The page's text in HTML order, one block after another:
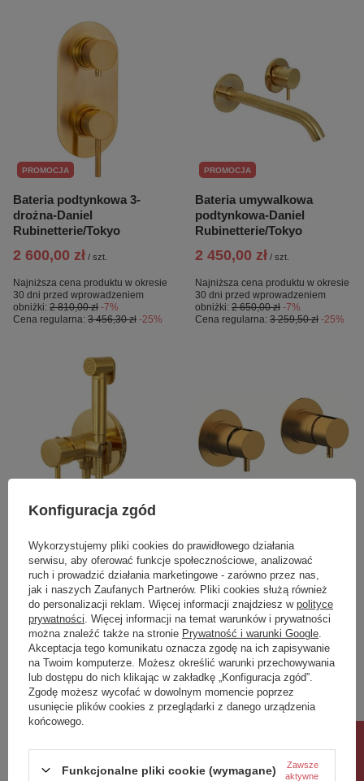
PROMOCJA
Bateria podtynkowa 3-
drożna-Daniel
Rubinetterie/Tokyo
2 600,00 zł / szt.
Najniższa cena produktu w okresie
30 dni przed wprowadzeniem
obniżki: 2 810,00 zł -7%
Cena regularna: 3 456,30 zł -25%
PROMOCJA
Bateria umywalkowa
podtynkowa-Daniel
Rubinetterie/Tokyo
2 450,00 zł / szt.
Najniższa cena produktu w okresie
30 dni przed wprowadzeniem
obniżki: 2 650,00 zł -7%
Cena regularna: 3 259,50 zł -25%
PROMOCJA
podtynkowa-Daniel
Rubinetterie/Tokyo
1 510,00 zł / szt.
Najniższa cena produktu w okresie
30 dni przed wprowadzeniem
obniżki:
1 650,00 zł
-8%
Cena regularna:2 029,50 zł -26%
drożna-Daniel
Rubinetterie/Tokyo
2 550,00 zł / szt.
Najniższa cena produktu w okresie
30 dni przed wprowadzeniem
obniżki:2 780,00 zł -8%
Cena regularna: 3 419,40 zł -25%
Konfiguracja zgód
Wykorzystujemy pliki cookies do prawidłowego działania
serwisu, aby oferować funkcje społecznościowe, analizować
ruch i prowadzić działania marketingowe - zarówno przez nas,
jak i naszych Zaufanych Partnerów. Pliki cookies służą również
do personalizacji reklam. Więcej informacji znajdziesz w polityce
prywatności . Więcej informacji na temat warunków i prywatności
można znaleźć także na stronie Prywatność i warunki Google
Akceptacja tego komunikatu oznacza zgodę na ich zapisywanie
na Twoim komputerze. Możesz określić warunki przechowywania
lub dostępu do nich klikając w zakładkę „Konfiguracja zgód”.
Zgodę możesz wycofać w dowolnym momencie poprzez
usunięcie plików cookies z przeglądarki z danego urządzenia
końcowego.
Funkcjonalne pliki cookie (wymagane)
Zawsze
aktywne